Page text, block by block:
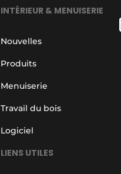
INTÉRIEUR & MENUISERIE
Nouvelles
Produits
Menuiserie
Travail du bois
Logiciel
LIENS UTILES